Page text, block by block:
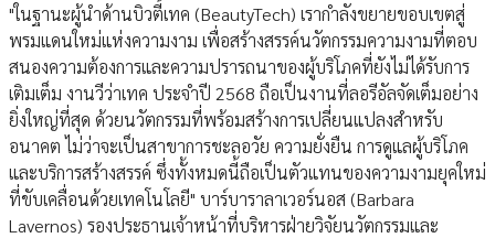
"ในฐานะผู้นำด้านบิวตี้เทค (BeautyTech) เรากำลังขยายขอบเขตสู่
พรมแดนใหม่แห่งความงาม เพื่อสร้างสรรค์นวัตกรรมความงามที่ตอบ
สนองความต้องการและความปรารถนาของผู้บริโภคที่ยังไม่ได้รับการ
เติมเต็ม งานวีว่าเทค ประจำปี 2568 ถือเป็นงานที่ลอรีอัลจัดเต็มอย่าง
ยิ่งใหญ่ที่สุด ด้วยนวัตกรรมที่พร้อมสร้างการเปลี่ยนแปลงสำหรับ
อนาคต ไม่ว่าจะเป็นสาขาการชะลอวัย ความยั่งยืน การดูแลผู้บริโภค
และบริการสร้างสรรค์ ซึ่งทั้งหมดนี้ถือเป็นตัวแทนของความงามยุคใหม่
ที่ขับเคลื่อนด้วยเทคโนโลยี" บาร์บาราลาเวอร์นอส (Barbara
Lavernos) รองประธานเจ้าหน้าที่บริหารฝ่ายวิจัยนวัตกรรมและ